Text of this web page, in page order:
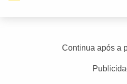
Continua após a